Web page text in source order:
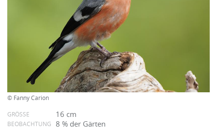
© Fanny Carion
GRÖSSE 16 cm
BEOBACHTUNG 8 % der Gärten